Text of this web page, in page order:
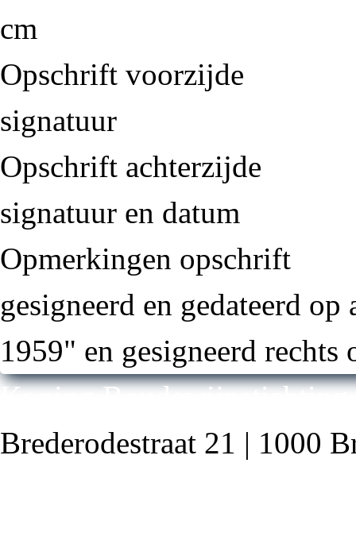
cm
Opschrift voorzijde
signatuur
Opschrift achterzijde
signatuur en datum
Opmerkingen opschrift
gesigneerd en gedateerd
1959" en gesigneerd
Koning Boudewijnstichting
Brederodestraat 21 | 1000